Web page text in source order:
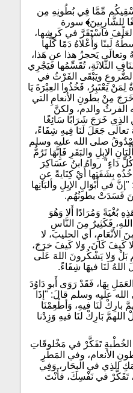
مِّمَّا فِي بُطُونِهِ مِن
لِلشَّارِبِينَ﴾ سورة
العَلَفَ فاسْتَقَرَّ في كَرِشِها،
لَبنًا وَأَعْلاهُ دَمًا كُلُّها
وتعالَى يَحجزُ هذا عن هَذا،
الثَّلاثَةِ، تُقَسِّمُها فَيَجْرِي
ويَبْقَى الفَرْثُ في
يَعْتَبِرُ، فَخُذُوا العِبْرَةَ يَا
مِنْ بطونِ الأنعامِ التي
الفرثُ والدم، ولكنَّ
الذِي خَرَجَ شَرَابًا سَائِغًا
جَعَلَ لَنَا فِيهِ شِفَاءً،
صلى الله عليه وسلم
الإِبِلِ والبَقَرِ فَإِنَّهَا تَرُمُّ
دَاءٍ" رواهُ ابنُ عسَاكِرَ
بِشَفَتِها أَيْ كِنَايةً عنِ
في أَبْوَالِ الإبِلِ وألبَانِها
فَسَدَتْ بطونُهُم.
بُغْيَةً وَمُرَادًا أَلا وَهُوَ
فَكَثِيرٌ مِنَ النَّاسِ
الأَنْعَامِ، أي الحليبَ، لا
كَيفَ كَانَ، وَلا كَيفَ خرَجَ،
وَلا يَشْكُرونَ اللهَ عَلَى
لَنَا فيهَا شِفَاءً.
بِهَا، فَقَدْ رَوَى أَبو دَاوُدَ
عليه وسلم قالَ: "إذَا
بارِكْ لَنَا فيهِ، وَأطْعِمْنَا
اللهمَّ بَارِكْ لنَا فيهِ وَزِدْنا
الخُطْبةِ تَفَكَّرْ في مَخْلوقَاتِ
الأنعام، وفي المَطَرِ
الذِي في البِحَار، وَفِي
تَفَكَّرْ في نَفْسِكَ، فأَنْتَ